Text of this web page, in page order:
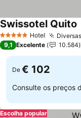
5 Estrelas Hotel
Swissotel Quito
9,1 Excelente 10.584
De € 102
Consulte os preços
Escolha popular